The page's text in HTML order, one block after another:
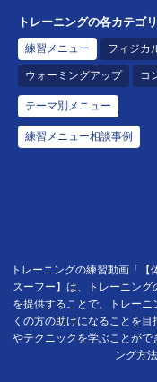
トレーニングの各カテゴ
練習メニュー フィジカ
ウォーミングアップ コ
テーマ別メニュー
練習メニュー相談事例
トレーニングの練習動画「
スーフー】は、トレーニン
を提供することで、トレー
くの方の助けになることを
やテクニックを学ぶことが
ング方